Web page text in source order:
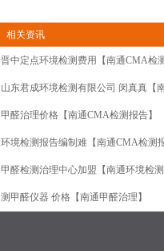
相关资讯
晋中定点环境检测费用【南通CMA检
山东君成环境检测有限公司 闵真真【
甲醛治理价格【南通CMA检测报告】
环境检测报告编制难【南通CMA检测
甲醛检测治理中心加盟【南通环境检
测甲醛仪器 价格【南通甲醛治理】